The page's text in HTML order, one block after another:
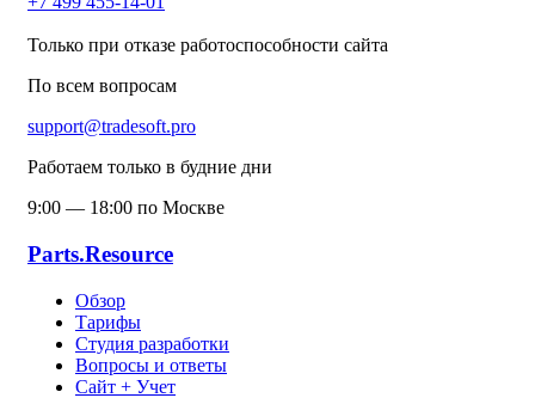
Только при отказе работоспособности сайта
По всем вопросам
support@tradesoft.pro
Работаем только в будние дни
9:00 — 18:00 по Москве
Parts.Resource
Обзор
Тарифы
Студия разработки
Вопросы и ответы
Сайт + Учет